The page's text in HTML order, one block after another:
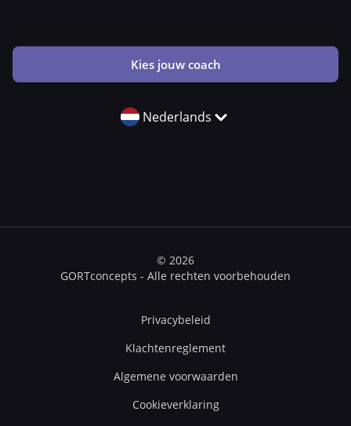
Kies jouw coach
Nederlands
© 2026
GORTconcepts - Alle rechten voorbehouden
Privacybeleid
Klachtenreglement
Algemene voorwaarden
Cookieverklaring